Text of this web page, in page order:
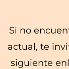
Si no
actual, te
siguiente